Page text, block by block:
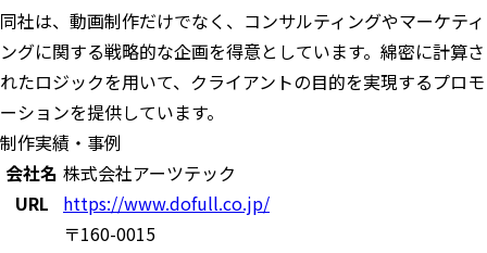
同社は、動画制作だけでなく、コンサルティングやマーケティ
ングに関する戦略的な企画を得意としています。綿密に計算さ
れたロジックを用いて、クライアントの目的を実現するプロモ
ーションを提供しています。
制作実績・事例
会社名 株式会社アーツテック
URL
https://www.dofull.co.jp/
〒160-0015